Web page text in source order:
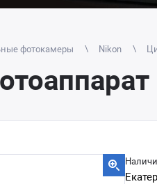
фотокамеры Nikon